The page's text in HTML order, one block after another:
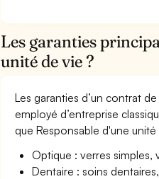
Les garanties
unité de vie ?
Les garanties d’un contrat
employé d’entreprise
que Responsable d'une
Optique : verres simples,
Dentaire : soins